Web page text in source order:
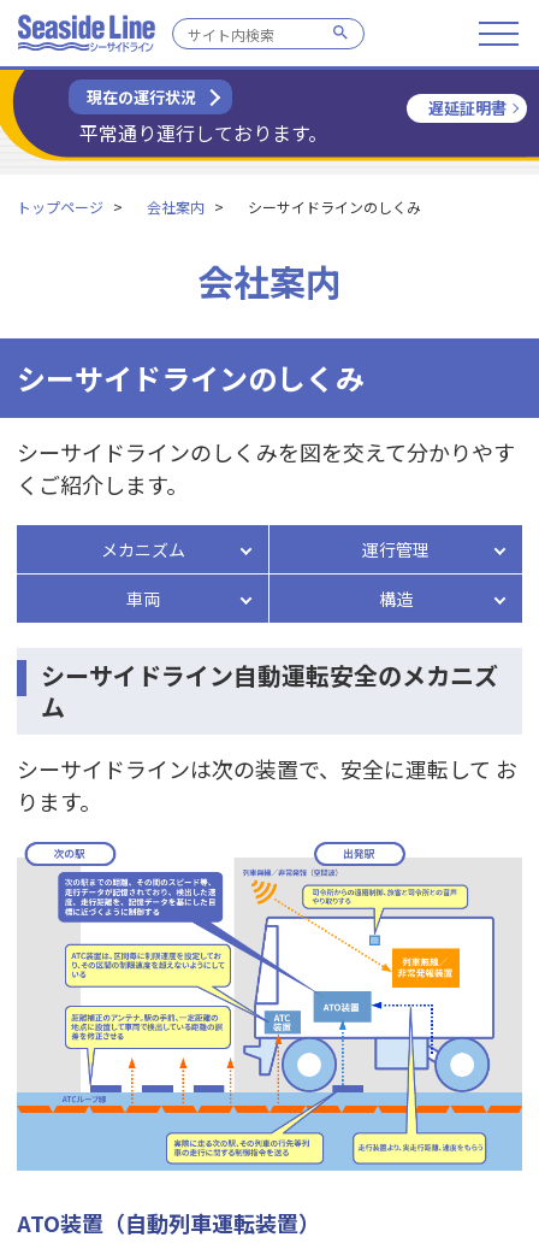
現在の運行状況
平常通り運行しております。
遅延証明書
トップページ 会社案内 シーサイドラインのしくみ
会社案内
シーサイドラインのしくみ
シーサイドラインのしくみを図を交えて分かりやす
くご紹介します。
メカニズム 運行管理
車両 構造
シーサイドライン自動運転安全のメカニズ
ム
シーサイドラインは次の装置で、安全に運転して お
ります。
ATO装置（自動列車運転装置）